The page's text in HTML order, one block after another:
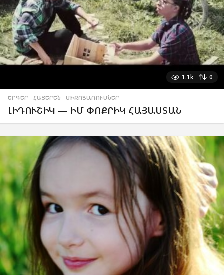
1.1k 0
ԵՐԳԵՐ ,ՀԱՅԵՐԵՆ ,ՄԻՋՈՑԱՌՈՒՄՆԵՐ
ԼԻԴՈՒՇԻԿ — ԻՄ ՓՈՔՐԻԿ ՀԱՅԱՍՏԱՆ